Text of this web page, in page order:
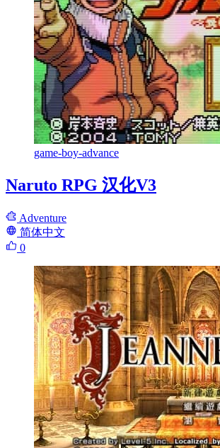
game-boy-advance
Naruto RPG 汉化V3
Adventure
简体中文
0